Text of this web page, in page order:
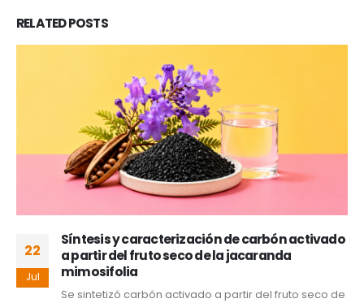
RELATEDPOSTS
22
Jul
Síntesis y caracterización de carbón activado
a partir del fruto seco de la jacaranda
mimosifolia
Se sintetizó carbón activado a partir del fruto seco de